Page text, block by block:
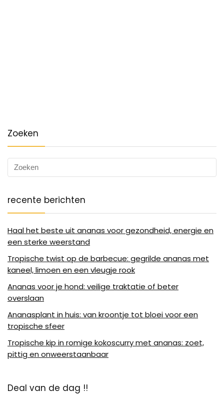
Zoeken
recente berichten
Haal het beste uit ananas voor gezondheid, energie en
een sterke weerstand
Tropische twist op de barbecue: gegrilde ananas met
kaneel, limoen en een vleugje rook
Ananas voor je hond: veilige traktatie of beter
overslaan
Ananasplant in huis: van kroontje tot bloei voor een
tropische sfeer
Tropische kip in romige kokoscurry met ananas: zoet,
pittig en onweerstaanbaar
Deal van de dag !!